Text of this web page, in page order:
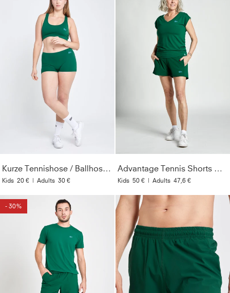
Kurze Tennishose / Ballhose, tannengrün
Kids 20 € | Adults 30 €
Advantage Tennis Shorts mit Ballhalter, tannengrün
Kids 50 € | Adults 47,6 €
- 30%